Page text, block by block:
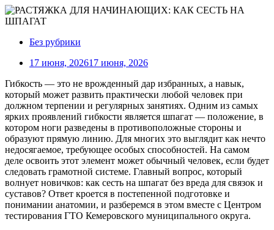
Без рубрики
17 июня, 202617 июня, 2026
Гибкость — это не врожденный дар избранных, а навык,
который может развить практически любой человек при
должном терпении и регулярных занятиях. Одним из самых
ярких проявлений гибкости является шпагат — положение, в
котором ноги разведены в противоположные стороны и
образуют прямую линию. Для многих это выглядит как нечто
недосягаемое, требующее особых способностей. На самом
деле освоить этот элемент может обычный человек, если будет
следовать грамотной системе. Главный вопрос, который
волнует новичков: как сесть на шпагат без вреда для связок и
суставов? Ответ кроется в постепенной подготовке и
понимании анатомии, и разберемся в этом вместе с Центром
тестирования ГТО Кемеровского муниципального округа.